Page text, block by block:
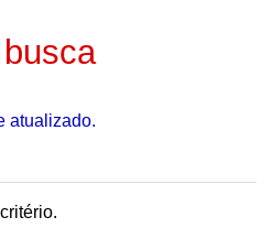
atualizado.